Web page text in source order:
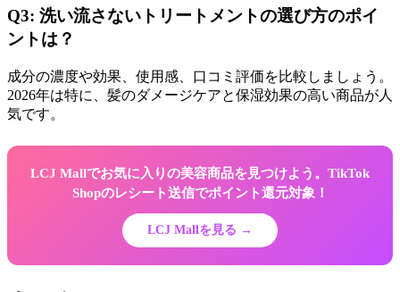
Q3: 洗い流さないトリートメントの選び方のポイ
ントは？
成分の濃度や効果、使用感、口コミ評価を比較しましょう。
2026年は特に、髪のダメージケアと保湿効果の高い商品が人
気です。
LCJ Mallでお気に入りの美容商品を見つけよう。TikTok
Shopのレシート送信でポイント還元対象！
LCJ Mallを見る →